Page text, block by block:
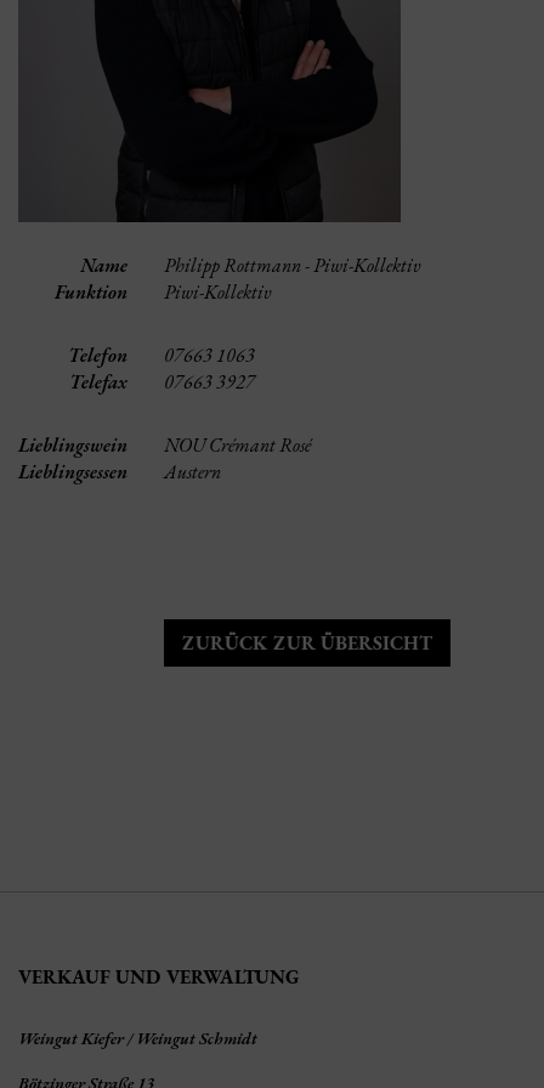
Name
Philipp Rottmann - Piwi-Kollektiv
Funktion
Piwi-Kollektiv
Telefon
Telefax
07663 1063
07663 3927
Lieblingswein
NOU Crémant Rosé
Lieblingsessen
Austern
ZURÜCK ZUR ÜBERSICHT
VERKAUF UND VERWALTUNG
Weingut Kiefer / Weingut Schmidt
Bötzinger Straße 13